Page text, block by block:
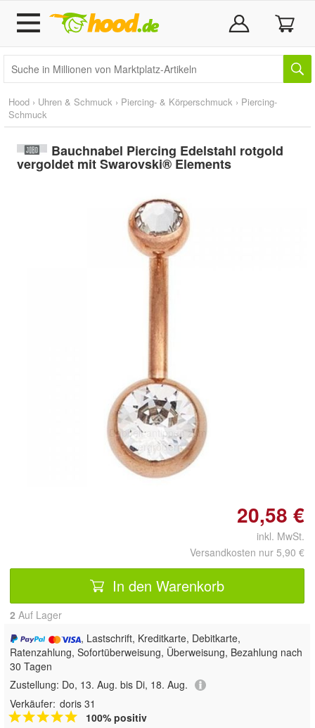
Hood › Uhren & Schmuck › Piercing- & Körperschmuck › Piercing-
Schmuck
Bauchnabel Piercing Edelstahl rotgold
vergoldet mit Swarovski® Elements
Doppelt antippen zum
vergrößern
20,58 €
inkl. MwSt.
Versandkosten nur 5,90 €
In den Warenkorb
2 Auf Lager
, Lastschrift, Kreditkarte, Debitkarte,
Ratenzahlung, Sofortüberweisung, Überweisung, Bezahlung nach
30 Tagen
Zustellung: Do, 13. Aug. bis Di, 18. Aug.
Verkäufer: doris 31
100% positiv